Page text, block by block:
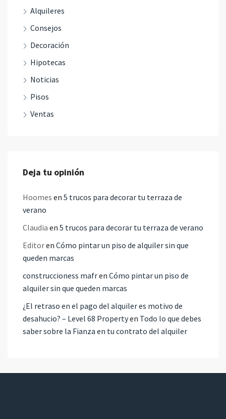
Alquileres
Consejos
Decoración
Hipotecas
Noticias
Pisos
Ventas
Deja tu opinión
Hoomes en 5 trucos para decorar tu terraza de
verano
Claudia en 5 trucos para decorar tu terraza de verano
Editoren Cómo pintar un piso de alquiler sin que
queden marcas
construccioness mafren Cómo pintar un piso de
alquiler sin que queden marcas
¿El retraso en el pago del alquiler es motivo de
desahucio? – Level 68 Propertyen Todo lo que debes
saber sobre la Fianza en tu contrato del alquiler